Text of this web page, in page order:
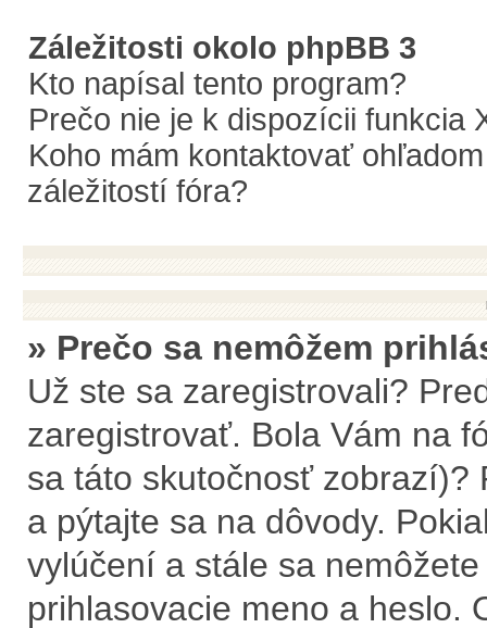
Záležitosti okolo phpBB 3
Kto napísal tento program?
Prečo nie je k dispozícii funkcia
Koho mám kontaktovať
záležitostí fóra?
» Prečo sa nemôžem
Už ste sa zaregistrovali?
zaregistrovať. Bola Vám na
sa táto skutočnosť zobrazí)?
a pýtajte sa na dôvody.
vylúčení a stále sa
prihlasovacie meno a heslo.